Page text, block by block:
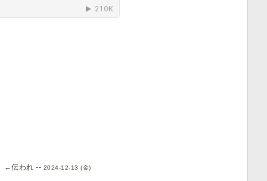
←伝われ -- 2024-12-13 (金)